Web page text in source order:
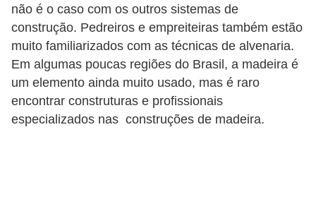
não é o caso com os outros sistemas de
construção. Pedreiros e empreiteiras também estão
muito familiarizados com as técnicas de alvenaria.
Em algumas poucas regiões do Brasil, a madeira é
um elemento ainda muito usado, mas é raro
encontrar construturas e profissionais
especializados nas construções de madeira.